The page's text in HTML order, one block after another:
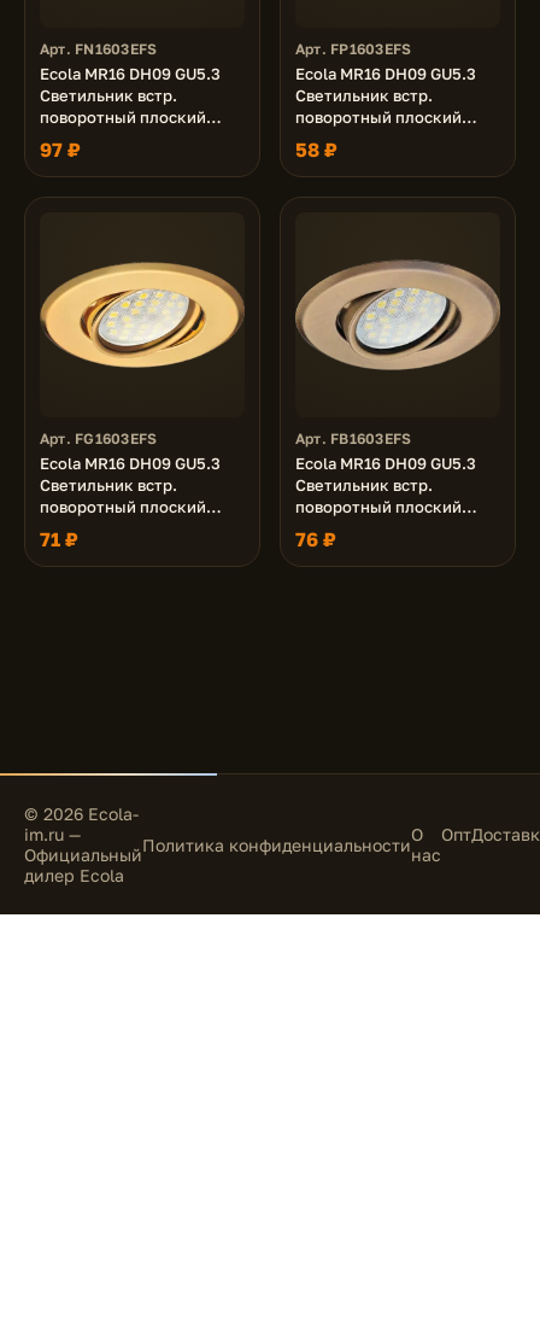
Арт. FN1603EFS
Ecola MR16 DH09 GU5.3
Светильник встр.
поворотный плоский
(скрытый крепеж лампы)
Сатин-Хром 25x90 (кd74)
97 ₽
Арт. FP1603EFS
Ecola MR16 DH09 GU5.3
Светильник встр.
поворотный плоский
(скрытый крепеж лампы)
Медь 25x90 (кd74)
58 ₽
Арт. FG1603EFS
Ecola MR16 DH09 GU5.3
Светильник встр.
поворотный плоский
(скрытый крепеж лампы)
Золото 25x90 (кd74)
71 ₽
Арт. FB1603EFS
Ecola MR16 DH09 GU5.3
Светильник встр.
поворотный плоский
(скрытый крепеж лампы)
Бронза 25x90 (кd74)
76 ₽
© 2026 Ecola-
im.ru —
Официальный
дилер Ecola
Политика конфиденциальностиО
нас
Опт